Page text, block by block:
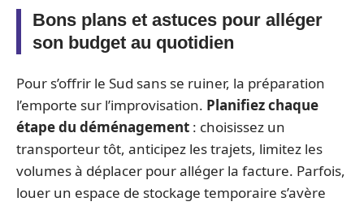
Bons plans et astuces pour alléger
son budget au quotidien
Pour s’offrir le Sud sans se ruiner, la préparation
l’emporte sur l’improvisation. Planifiez chaque
étape du déménagement : choisissez un
transporteur tôt, anticipez les trajets, limitez les
volumes à déplacer pour alléger la facture. Parfois,
louer un espace de stockage temporaire s’avère